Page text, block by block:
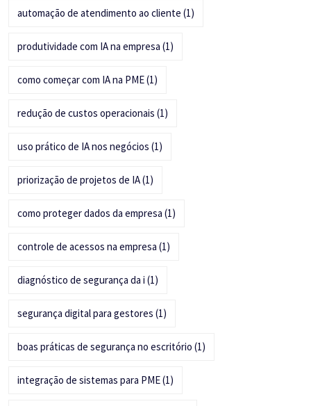
automação de atendimento ao cliente (1)
produtividade com IA na empresa (1)
como começar com IA na PME(1)
redução de custos operacionais (1)
uso prático de IA nos negócios (1)
priorização de projetos de IA(1)
como proteger dados da empresa (1)
controle de acessos na empresa (1)
diagnóstico de segurança da i (1)
segurança digital para gestores (1)
boas práticas de segurança no escritório (1)
integração de sistemas para PME(1)